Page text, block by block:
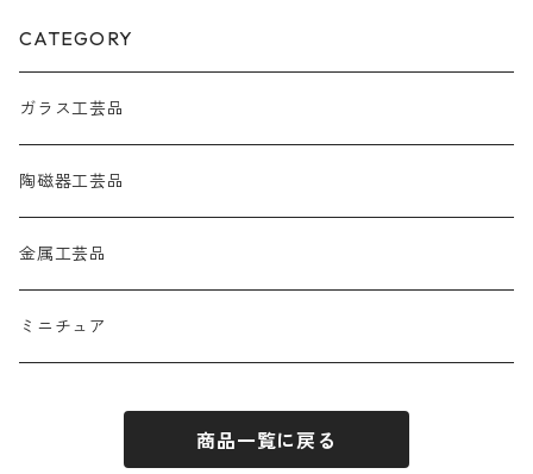
CATEGORY
ガラス工芸品
陶磁器工芸品
金属工芸品
ミニチュア
商品一覧に戻る